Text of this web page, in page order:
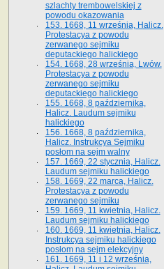
szlachty trembowelskiej z
powodu okazowania
153. 1668, 11 września, Halicz.
Protestacya z powodu
zerwanego sejmiku
deputackiego halickiego
154. 1668, 28 września, Lwów.
Protestacya z powodu
zerwanego sejmiku
deputackiego halickiego
155. 1668, 8 października,
Halicz. Laudum sejmiku
halickiego
156. 1668, 8 października,
Halicz. Instrukcya Sejmiku
posłom na sejm walny
157. 1669, 22 stycznia, Halicz.
Laudum sejmiku halickiego
158. 1669, 22 marca, Halicz.
Protestacya z powodu
zerwanego sejmiku
159. 1669, 11 kwietnia, Halicz.
Laudum sejmiku halickiego
160. 1669, 11 kwietnia, Halicz.
Instrukcya sejmiku halickiego
posłom na sejm elekcyjny
161. 1669, 11 i 12 września,